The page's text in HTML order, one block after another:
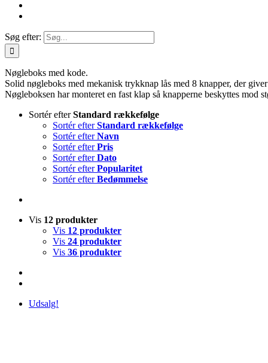
Søg efter:
Nøgleboks med kode.
Solid nøgleboks med mekanisk trykknap lås med 8 knapper, der
Nøgleboksen har monteret en fast klap så knapperne beskyttes mod
Sortér efterStandard rækkefølge
Sortér efterStandard rækkefølge
Sortér efterNavn
Sortér efterPris
Sortér efterDato
Sortér efterPopularitet
Sortér efterBedømmelse
Vis 12 produkter
Vis 12 produkter
Vis 24 produkter
Vis 36 produkter
Udsalg!